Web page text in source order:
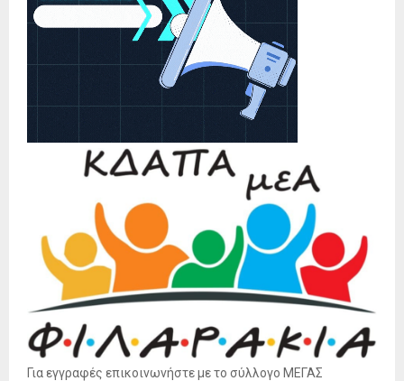
Για εγγραφές επικοινωνήστε με το σύλλογο ΜΕΓΑΣ